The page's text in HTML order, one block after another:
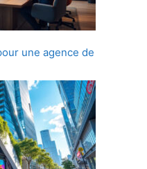
une agence de